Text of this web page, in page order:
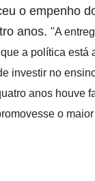
o empenho
anos. "A
a política
investir no
anos houve
o